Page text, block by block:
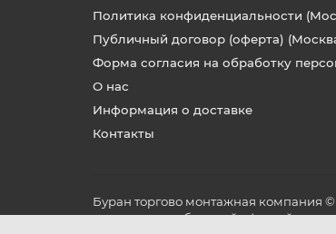
Политика конфиденциальности
Публичный договор (оферта)
Форма согласия на обработку
О нас
Информация о доставке
Контакты
Буран торгово монтажная компания
не является публичной офертой,